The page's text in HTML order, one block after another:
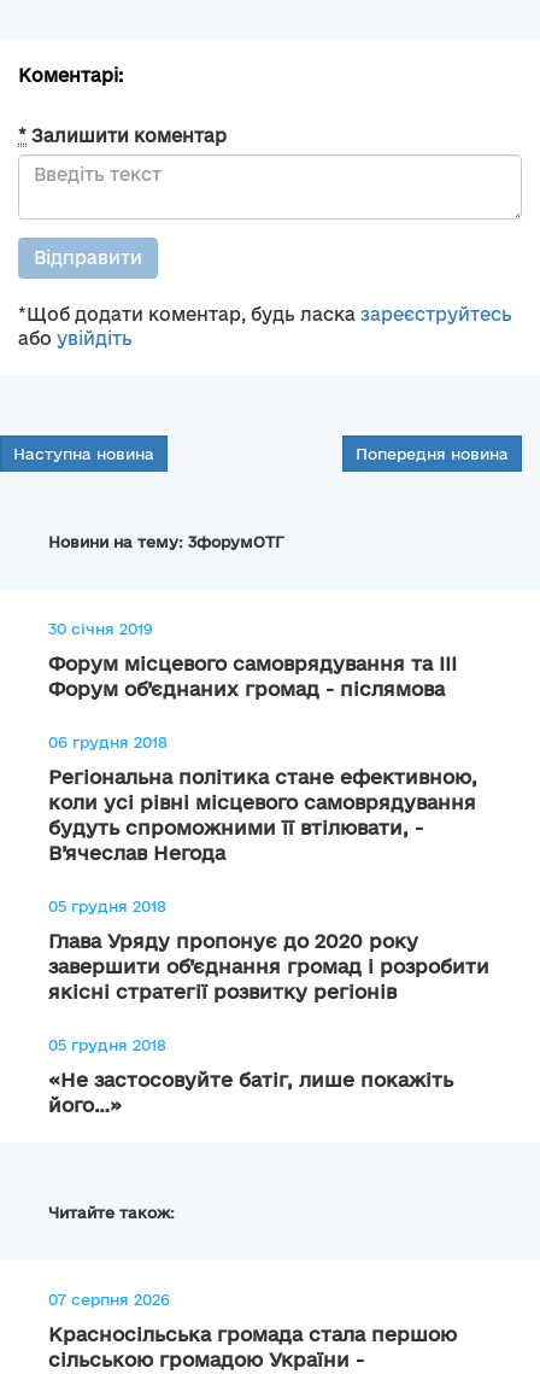
Коментарі:
* Залишити коментар
Відправити
*Щоб додати коментар, будь ласка зареєструйтесь
або увійдіть
Наступна новина Попередня новина
Новини на тему: 3форумОТГ
30 січня 2019
Форум місцевого самоврядування та ІІІ
Форум об’єднаних громад - післямова
06 грудня 2018
Регіональна політика стане ефективною,
коли усі рівні місцевого самоврядування
будуть спроможними її втілювати, -
В’ячеслав Негода
05 грудня 2018
Глава Уряду пропонує до 2020 року
завершити об’єднання громад і розробити
якісні стратегії розвитку регіонів
05 грудня 2018
«Не застосовуйте батіг, лише покажіть
його…»
Читайте також:
07 серпня 2026
Красносільська громада стала першою
сільською громадою України -